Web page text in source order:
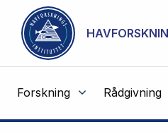
Gå til hovedinnhold
Forskning Rådgivning
NOT CACHED